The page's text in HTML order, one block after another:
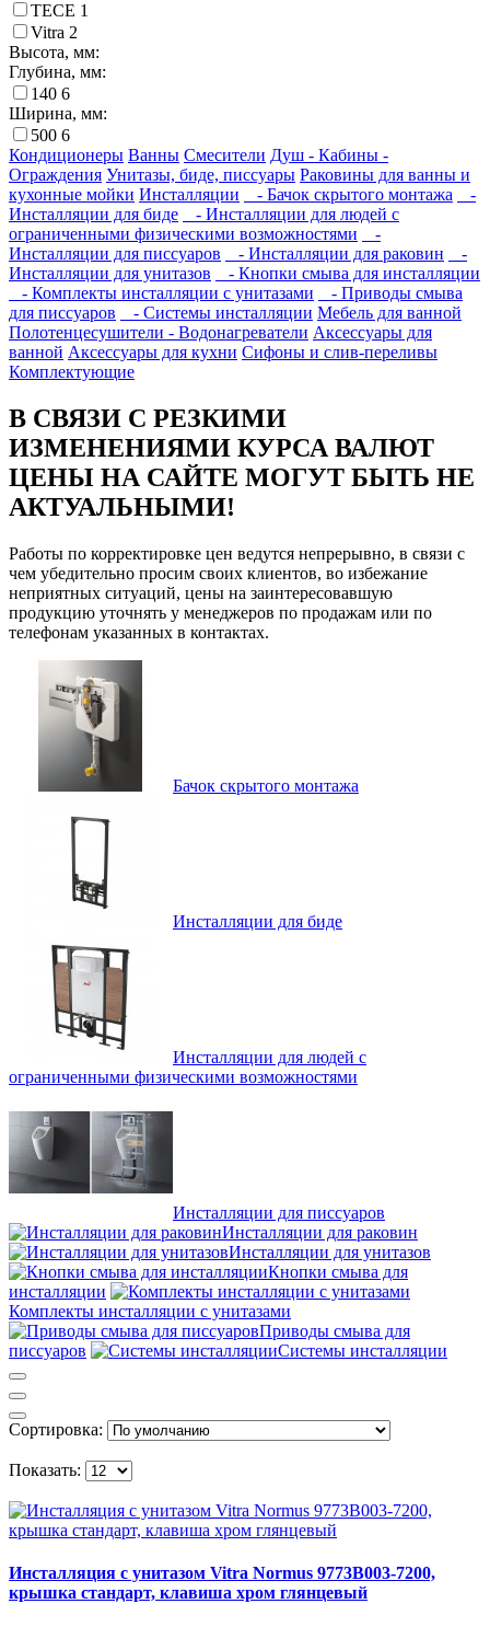
TECE 1
Vitra 2
Высота, мм:
Глубина, мм:
140 6
Ширина, мм:
500 6
Кондиционеры Ванны Смесители Душ - Кабины -
Ограждения Унитазы, биде, писсуары Раковины для ванны и
кухонные мойки Инсталляции - Бачок скрытого монтажа
-
Инсталляции для биде
- Инсталляции для людей с
ограниченными физическими возможностями
-
Инсталляции для писсуаров
- Инсталляции для раковин
-
Инсталляции для унитазов
- Кнопки смыва для инсталляции
- Комплекты инсталляции с унитазами
- Приводы смыва
для писсуаров
- Системы инсталляции Мебель для ванной
Полотенцесушители - Водонагреватели Аксессуары для
ванной Аксессуары для кухни Сифоны и слив-переливы
Комплектующие
В СВЯЗИ С РЕЗКИМИ
ИЗМЕНЕНИЯМИ КУРСА ВАЛЮТ
ЦЕНЫ НА САЙТЕ МОГУТ БЫТЬ НЕ
АКТУАЛЬНЫМИ!
Работы по корректировке цен ведутся непрерывно, в связи с
чем убедительно просим своих клиентов, во избежание
неприятных ситуаций, цены на заинтересовавшую
продукцию уточнять у менеджеров по продажам или по
телефонам указанных в контактах.
Бачок скрытого монтажа
Инсталляции для биде
Инсталляции для людей с
ограниченными физическими возможностями
Инсталляции для писсуаров
Инсталляции для раковин
Инсталляции для унитазов
Кнопки смыва для
инсталляции
Комплекты инсталляции с унитазами
Приводы смыва для
писсуаров
Системы инсталляции
Сортировка:
Показать:
Инсталляция с унитазом Vitra Normus 9773B003-7200,
крышка стандарт, клавиша хром глянцевый